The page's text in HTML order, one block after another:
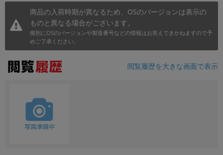
商品の入荷時期が異なるため、OSのバージョンは表示の
ものと異なる場合がございます。
個別にOSのバージョンや製造番号などの情報はお答えできかねますので予
めご了承ください。
閲覧履歴を大きな画面で表示